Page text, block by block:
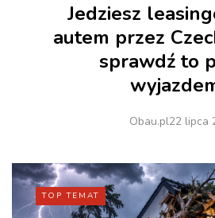
Jedziesz
autem przez
sprawdź to
Obau.pl22 lipca
TOP TEMAT